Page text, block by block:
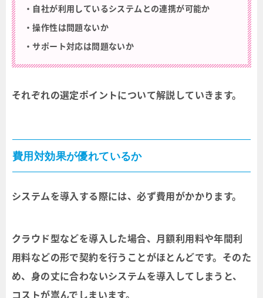
・自社が利用しているシステムとの連携が可能か
・操作性は問題ないか
・サポート対応は問題ないか
それぞれの選定ポイントについて解説していきます。
費用対効果が優れているか
システムを導入する際には、必ず費用がかかります。
クラウド型などを導入した場合、月額利用料や年間利
用料などの形で契約を行うことがほとんどです。そのた
め、身の丈に合わないシステムを導入してしまうと、
コストが嵩んでしまいます。